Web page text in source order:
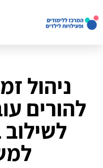
ניהול
להורים
לשילוב